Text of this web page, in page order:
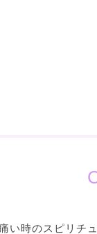
い時のスピリチ